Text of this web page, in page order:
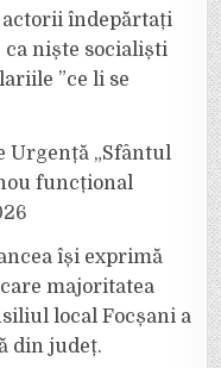
îndepărtați
ca niște socialiști
”ce li se
Urgență „Sfântul
funcțional
își exprimă
majoritatea
local Focșani a
din județ.